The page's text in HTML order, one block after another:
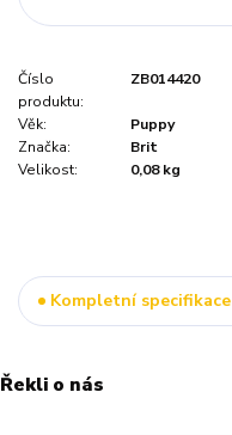
Číslo
produktu:
ZB014420
Věk:
Puppy
Značka:
Brit
Velikost:
0,08 kg
Kompletní specifikace
Řekli o nás